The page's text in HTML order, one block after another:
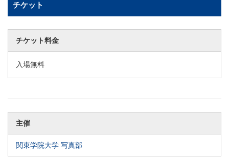
チケット
チケット料金
入場無料
主催
関東学院大学 写真部